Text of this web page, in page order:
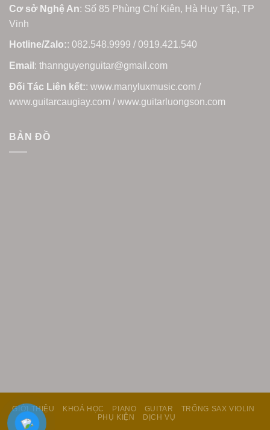
Cơ sở Nghệ An: Số 85 Phùng Chí Kiên, Hà Huy Tập, TP
Vinh
Hotline/Zalo:: 082.548.9999 / 0919.421.540
Email : thannguyenguitar@gmail.com
Đối Tác Liên kết:: www.manyluxmusic.com /
www.guitarcaugiay.com / www.guitarluongson.com
BẢN ĐỒ
GIỚI THIỆU KHOÁ HỌC PIANO GUITAR
TRỐNG SAX VIOLIN
PHỤ KIỆN
DỊCH VỤ